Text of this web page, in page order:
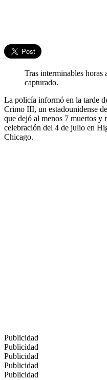
Tras interminables
capturado.
La policía informó en la tarde
Crimo III, un estadounidense
que dejó al menos 7 muertos y
celebración del 4 de julio en
Chicago.
Publicidad
Publicidad
Publicidad
Publicidad
Publicidad